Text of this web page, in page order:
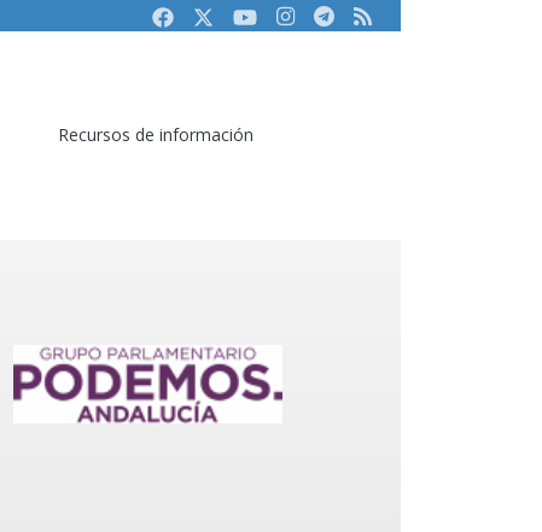
FacebookTwitterYoutubeInstagram
Telegram
RSS
Recursos de información